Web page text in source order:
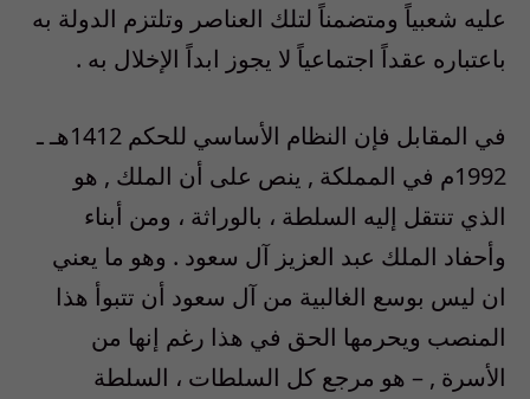
عليه شعبياً ومتضمناً لتلك العناصر وتلتزم الدولة به
باعتباره عقداً اجتماعياً لا يجوز ابداً الإخلال به .
في المقابل فإن النظام الأساسي للحكم 1412هـ ـ
1992م في المملكة , ينص على أن الملك , هو
الذي تنتقل إليه السلطة ، بالوراثة ، ومن أبناء
وأحفاد الملك عبد العزيز آل سعود . وهو ما يعني
ان ليس بوسع الغالبية من آل سعود أن تتبوأ هذا
المنصب ويحرمها الحق في هذا رغم إنها من
الأسرة , – هو مرجع كل السلطات ، السلطة